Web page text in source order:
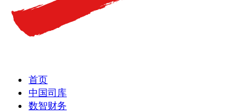
首页
中国司库
数智财务